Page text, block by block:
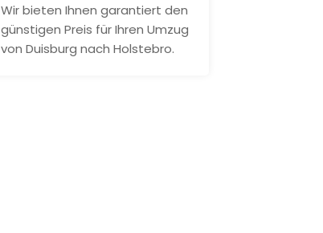
Wir bieten Ihnen garantiert den
günstigen Preis für Ihren Umzug
von Duisburg nach Holstebro.